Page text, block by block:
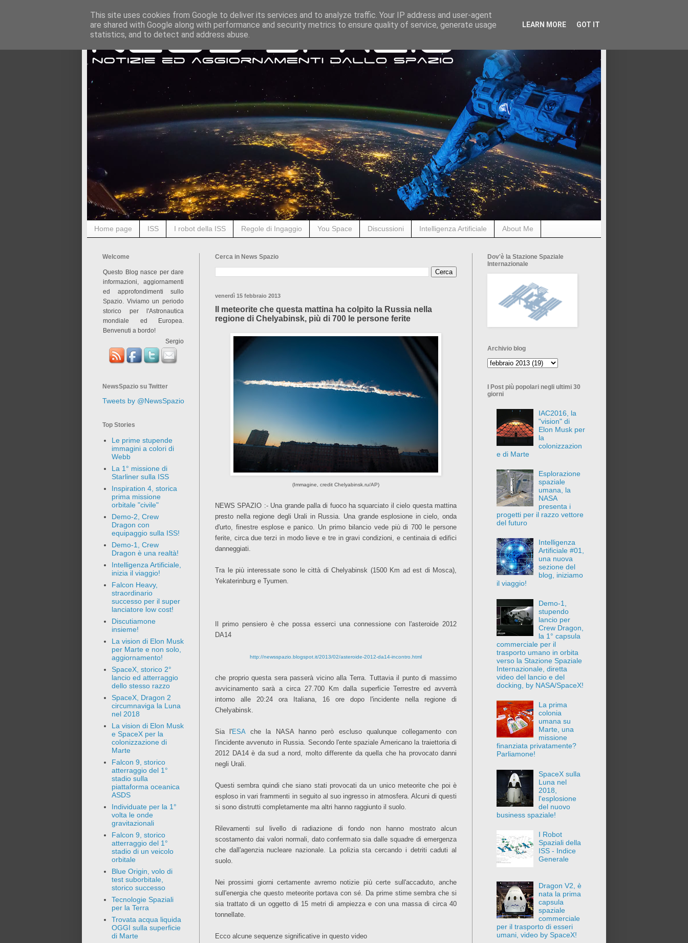
Home page ISS I robot della ISS Regole di Ingaggio You Space Discussioni Intelligenza Artificiale About Me
Cerca in News Spazio
venerdì 15 febbraio 2013
Il meteorite che questa mattina ha colpito la Russia nella
regione di Chelyabinsk, più di 700 le persone ferite
(Immagine, credit Chelyabinsk.ru/AP)
NEWS SPAZIO :- Una grande palla di fuoco ha squarciato il cielo questa mattina
presto nella regione degli Urali in Russia. Una grande esplosione in cielo, onda
d'urto, finestre esplose e panico. Un primo bilancio vede più di 700 le persone
ferite, circa due terzi in modo lieve e tre in gravi condizioni, e centinaia di edifici
danneggiati.
Tra le più interessate sono le città di Chelyabinsk (1500 Km ad est di Mosca),
Yekaterinburg e Tyumen.
Il primo pensiero è che possa esserci una connessione con l'asteroide 2012
DA14
http://newsspazio.blogspot.it/2013/02/asteroide-2012-da14-incontro.html
che proprio questa sera passerà vicino alla Terra. Tuttavia il punto di massimo
avvicinamento sarà a circa 27.700 Km dalla superficie Terrestre ed avverrà
intorno alle 20:24 ora Italiana, 16 ore dopo l'incidente nella regione di
Chelyabinsk.
Sia l'ESA che la NASA hanno però escluso qualunque collegamento con
l'incidente avvenuto in Russia. Secondo l'ente spaziale Americano la traiettoria di
2012 DA14 è da sud a nord, molto differente da quella che ha provocato danni
negli Urali.
Questi sembra quindi che siano stati provocati da un unico meteorite che poi è
esploso in vari frammenti in seguito al suo ingresso in atmosfera. Alcuni di questi
si sono distrutti completamente ma altri hanno raggiunto il suolo.
Rilevamenti sul livello di radiazione di fondo non hanno mostrato alcun
scostamento dai valori normali, dato confermato sia dalle squadre di emergenza
che dall'agenzia nucleare nazionale. La polizia sta cercando i detriti caduti al
suolo.
Nei prossimi giorni certamente avremo notizie più certe sull'accaduto, anche
sull'energia che questo meteorite portava con sé. Da prime stime sembra che si
sia trattato di un oggetto di 15 metri di ampiezza e con una massa di circa 40
tonnellate.
Ecco alcune sequenze significative in questo video
Welcome
Questo Blog nasce per dare
informazioni, aggiornamenti
ed approfondimenti sullo
Spazio. Viviamo un periodo
storico per l'Astronautica
mondiale ed Europea.
Benvenuti a bordo!
Sergio
NewsSpazio su Twitter
Tweets by @NewsSpazio
Top Stories
Le prime stupende
immagini a colori di
Webb
La 1° missione di
Starliner sulla ISS
Inspiration 4, storica
prima missione
orbitale "civile"
Demo-2, Crew
Dragon con
equipaggio sulla ISS!
Demo-1, Crew
Dragon è una realtà!
Intelligenza Artificiale,
inizia il viaggio!
Falcon Heavy,
straordinario
successo per il super
lanciatore low cost!
Discutiamone
insieme!
La vision di Elon Musk
per Marte e non solo,
aggiornamento!
SpaceX, storico 2°
lancio ed atterraggio
dello stesso razzo
SpaceX, Dragon 2
circumnaviga la Luna
nel 2018
La vision di Elon Musk
e SpaceX per la
colonizzazione di
Marte
Falcon 9, storico
atterraggio del 1°
stadio sulla
piattaforma oceanica
ASDS
Individuate per la 1°
volta le onde
gravitazionali
Falcon 9, storico
atterraggio del 1°
stadio di un veicolo
orbitale
Blue Origin, volo di
test suborbitale,
storico successo
Tecnologie Spaziali
per la Terra
Trovata acqua liquida
OGGI sulla superficie
di Marte
Dov'è la Stazione Spaziale
Internazionale
Archivio blog
I Post più popolari negli ultimi 30
giorni
IAC2016, la
"vision" di
Elon Musk per
la
colonizzazion
e di Marte
Esplorazione
spaziale
umana, la
NASA
presenta i
progetti per il razzo vettore
del futuro
Intelligenza
Artificiale #01,
una nuova
sezione del
blog, iniziamo
il viaggio!
Demo-1,
stupendo
lancio per
Crew Dragon,
la 1° capsula
commerciale per il
trasporto umano in orbita
verso la Stazione Spaziale
Internazionale, diretta
video del lancio e del
docking, by NASA/SpaceX!
La prima
colonia
umana su
Marte, una
missione
finanziata privatamente?
Parliamone!
SpaceX sulla
Luna nel
2018,
l'esplosione
del nuovo
business spaziale!
I Robot
Spaziali della
ISS - Indice
Generale
Dragon V2, è
nata la prima
capsula
spaziale
commerciale
per il trasporto di esseri
umani, video by SpaceX!
This site uses cookies from Google to deliver its services and to analyze traffic. Your IP address and user-agent
are shared with Google along with performance and security metrics to ensure quality of service, generate usage
statistics, and to detect and address abuse.
LEARN MORE GOT IT